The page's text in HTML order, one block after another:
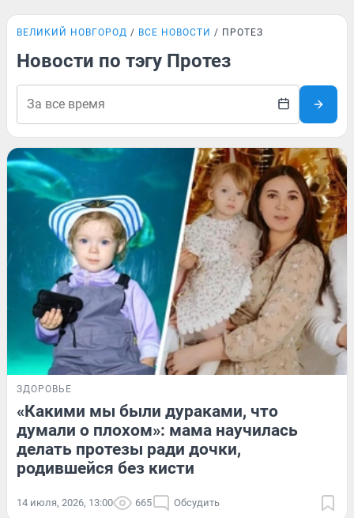
ВЕЛИКИЙ НОВГОРОД ВСЕ НОВОСТИ ПРОТЕЗ
Новости по тэгу Протез
ЗДОРОВЬЕ
«Какими мы были дураками, что
думали о плохом»: мама научилась
делать протезы ради дочки,
родившейся без кисти
14 июля, 2026, 13:00 665 Обсудить